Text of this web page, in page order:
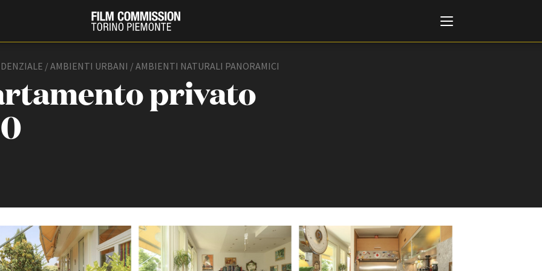
Società di produzione
Strutture di servizio
Professionisti
Attrici-Attori
Beginners
International Film Festival Rotterdam
Berlinale Internationalen
Filmfestspiele Berlin
Festival de Cannes
Biografilm Festival - Bio to B Industry
/ AMBIENTI URBANI / AMBIENTI NATURALI PANORAMICI
privato